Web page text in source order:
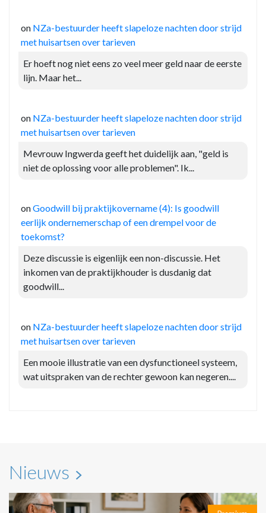
on NZa-bestuurder heeft slapeloze nachten door strijd
met huisartsen over tarieven
Er hoeft nog niet eens zo veel meer geld naar de eerste
lijn. Maar het...
on NZa-bestuurder heeft slapeloze nachten door strijd
met huisartsen over tarieven
Mevrouw Ingwerda geeft het duidelijk aan, "geld is
niet de oplossing voor alle problemen". Ik...
onGoodwill bij praktijkovername (4): Is goodwill
eerlijk ondernemerschap of een drempel voor de
toekomst?
Deze discussie is eigenlijk een non-discussie. Het
inkomen van de praktijkhouder is dusdanig dat
goodwill...
on NZa-bestuurder heeft slapeloze nachten door strijd
met huisartsen over tarieven
Een mooie illustratie van een dysfunctioneel systeem,
wat uitspraken van de rechter gewoon kan negeren....
Nieuws